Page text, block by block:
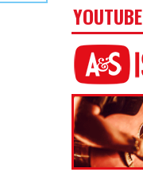
YOUTUBE